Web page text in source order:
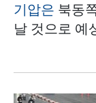
기압은 북동
날 것으로 예